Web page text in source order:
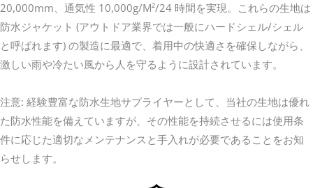
20,000mm、通気性 10,000g/m²/24 時間を実現。これらの生地は
防水ジャケット (アウトドア業界では一般にハードシェル/シェル
と呼ばれます) の製造に最適で、着用中の快適さを確保しながら、
激しい雨や冷たい風から人を守るように設計されています。
注意: 経験豊富な防水生地サプライヤーとして、当社の生地は優れ
た防水性能を備えていますが、その性能を持続させるには使用条
件に応じた適切なメンテナンスと手入れが必要であることをお知
らせします。